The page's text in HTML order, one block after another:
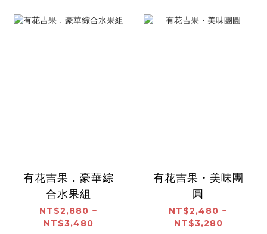
有花吉果．豪華綜
合水果組
NT$2,880 ~
NT$3,480
有花吉果・美味團
圓
NT$2,480 ~
NT$3,280